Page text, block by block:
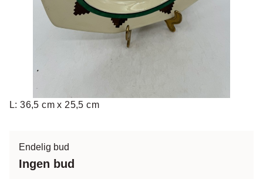
L: 36,5 cm x 25,5 cm
Endelig bud
Ingen bud